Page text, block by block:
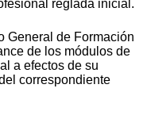
reglada inicial.
General de Formación
de los módulos de
a efectos de su
correspondiente